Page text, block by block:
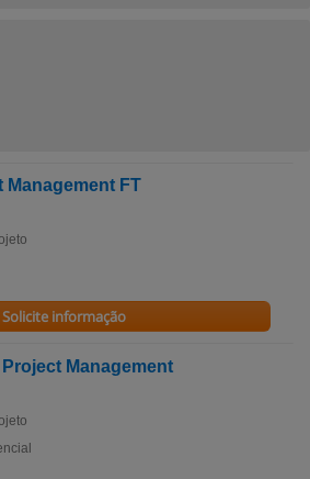
Management FT
Solicite informação
Management